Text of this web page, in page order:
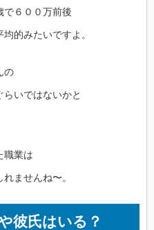
で６００万前後
的みたいですよ。
の
らいではないかと
職業は
ませんね〜。
彼氏はいる？